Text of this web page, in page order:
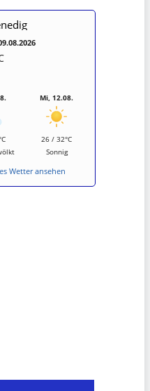
Mi, 12.08.
26 / 32°C
Sonnig
Wetter ansehen